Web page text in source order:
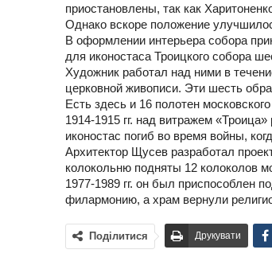
приостановлены, так как
Однако вскоре положение
В оформлении интерьера собора
для иконостаса Троицкого собора
Художник работал над ними в
церковной живописи. Эти шесть
Есть здесь и 16 полотен
1914-1915 гг. над витражем
иконостас погиб во время войны,
Архитектор Щусев разработал
колокольню подняты 12 колоколов
1977-1989 гг. он был приспособлен
филармонию, а храм вернули
Поділитися Друкувати